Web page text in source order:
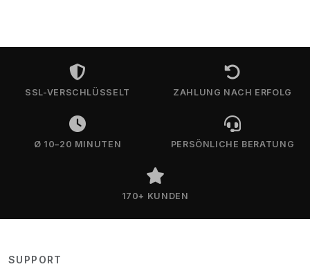
SSL-VERSCHLÜSSELT ZAHLUNG NACH ERFOLG
Ø 10–20 MINUTEN PERSÖNLICHE BERATUNG
170+ KUNDEN
SUPPORT